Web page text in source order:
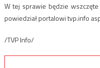
W tej sprawie będzie
powiedział portalowi tvp.info
/TVP Info/